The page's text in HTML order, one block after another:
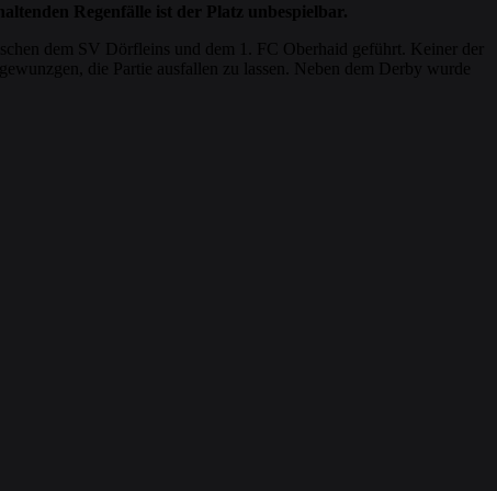
Regenfälle ist der Platz unbespielbar.
dem SV Dörfleins und dem 1. FC Oberhaid geführt. Keiner der
die Partie ausfallen zu lassen. Neben dem Derby wurde